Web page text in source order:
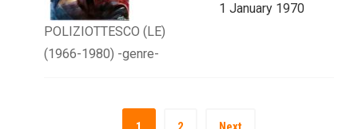
POLIZIOTTESCO (LE)
(1966-1980) -genre-
1 January 1970